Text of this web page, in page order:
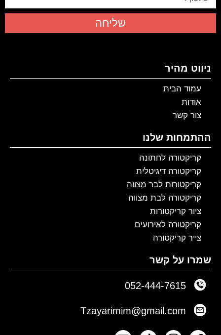
שליחה
ניווט מהיר
עמוד הבית
אודות
צור קשר
ההתמחות שלנו
קריקטורה לחתונה
קריקטורה דיגיטלית
קריקטורות לבר מצווה
קריקטורה לבת מצווה
ציור קריקטורות
קריקטורה לאירועים
צייר קריקטורה
שמרו על קשר
052-444-7615
Tzayarimim@gmail.com